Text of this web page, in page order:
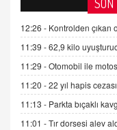
Kişisel
gelişimi
SEHER
Kış
9.12.2025
12:26 - Kontrolden çıkan
11:39 -62,9 kilo
11:29 -Otomobil ile
11:20 -22 yıl hapis
11:13 - Parkta bıçaklı
11:01 -Tır dorsesi alev